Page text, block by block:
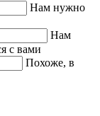
Нам нужно
Нам
с вами
Похоже, в